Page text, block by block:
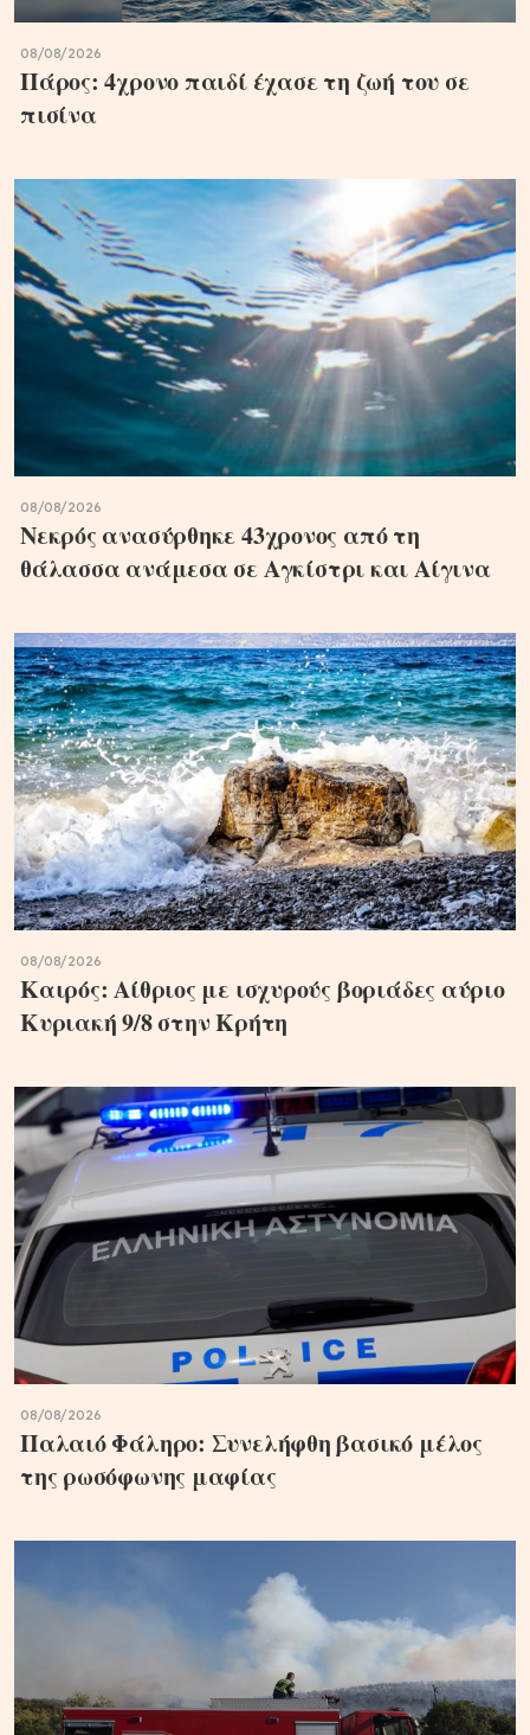
08/08/2026
Πάρος: 4χρονο παιδί έχασε τη ζωή του σε
πισίνα
08/08/2026
Νεκρός ανασύρθηκε 43χρονος από τη
θάλασσα ανάμεσα σε Αγκίστρι και Αίγινα
08/08/2026
Καιρός: Αίθριος με ισχυρούς βοριάδες αύριο
Κυριακή 9/8 στην Κρήτη
08/08/2026
Παλαιό Φάληρο: Συνελήφθη βασικό μέλος
της ρωσόφωνης μαφίας